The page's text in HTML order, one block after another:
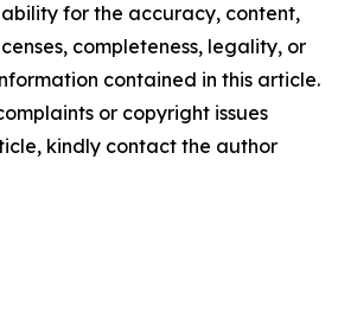
for the accuracy, content,
completeness, legality, or
contained in this article.
or copyright issues
kindly contact the author